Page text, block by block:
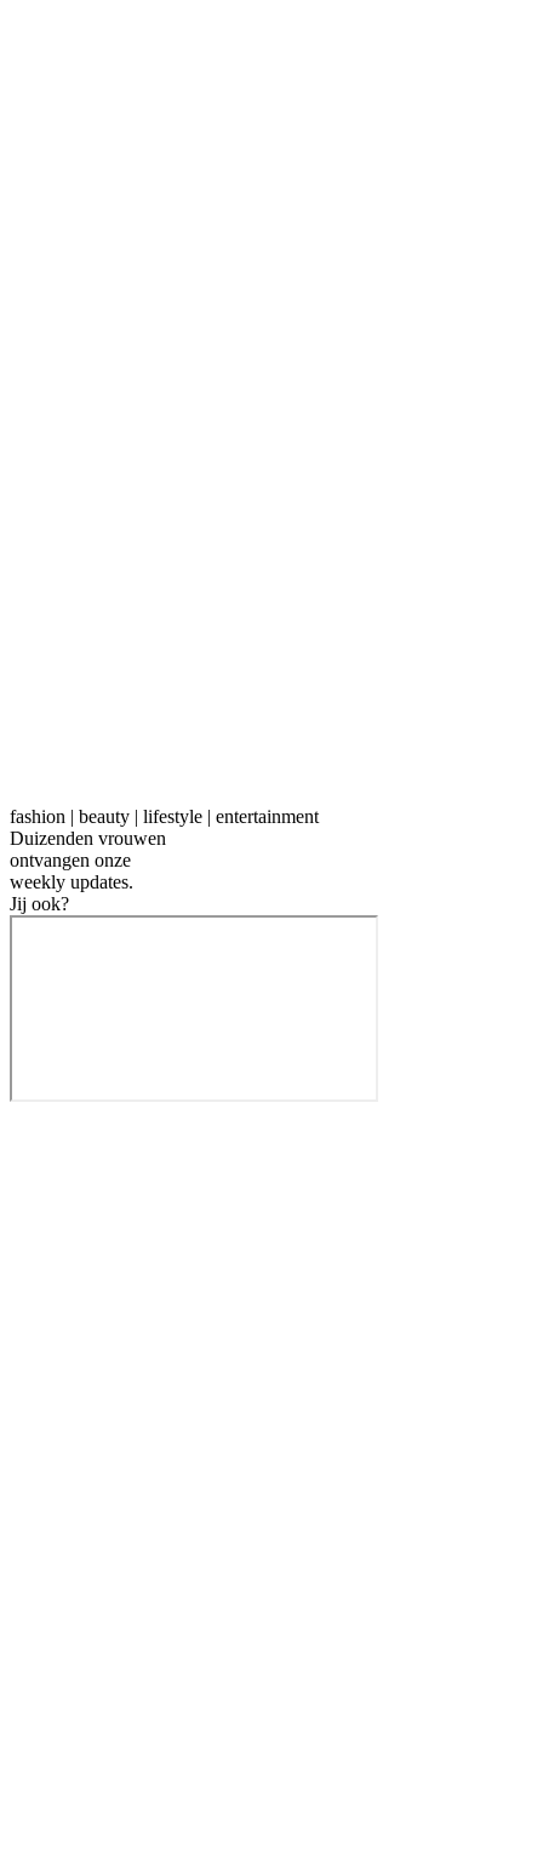
fashion | beauty | lifestyle | entertainment
Duizenden vrouwen
ontvangen onze
weekly updates.
Jij ook?